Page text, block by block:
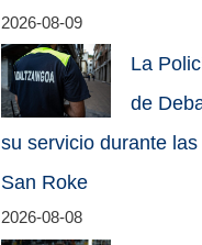
2026-08-09
La
de
su servicio durante
San Roke
2026-08-08